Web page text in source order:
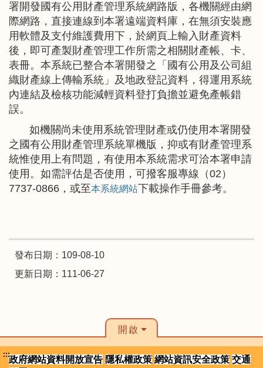
署開發國有公用財產管理系統網路版，各機關經由網
際網路，直接連線到本署遠端資料庫，在無須安裝應
用軟體及支付維護費用下，於網頁上輸入財產資料
後，即可產製財產管理工作所需之相關財產帳、卡、
表冊。本系統已整合本署開發之「國有公用及公司組
織財產線上傳輸系統」及地政登記資料，得運用系統
內連結及檢核功能減輕資料登打負擔並避免產帳錯
誤。
如機關尚未使用系統管理財產或仍使用本署開發
之國有公用財產管理系統單機版，抑或有財產管理系
統惟使用上有問題，有使用本系統需求可洽本署申請
使用。如需評估是否使用，可撥客服專線（02）
7737-0866，或至本系統網站下載操作手冊參考。
發布日期：109-08-10
更新日期：111-06-27
開啟
:::政府網站資料開放宣告 隱私權政策 網站資訊安全政策 交通